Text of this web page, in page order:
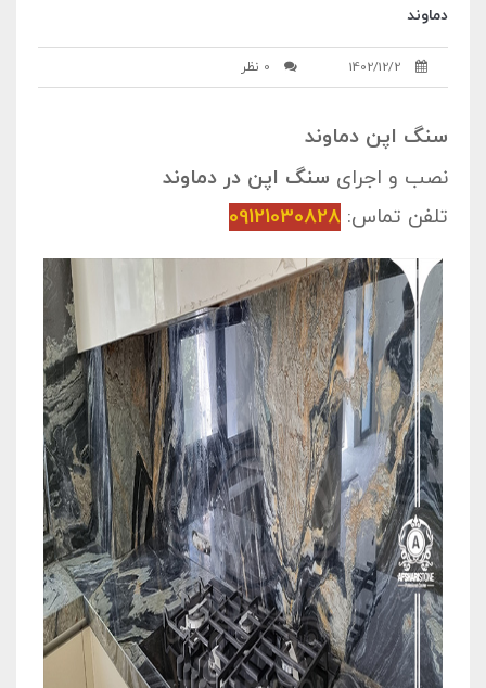
دماوند
1402/12/2 0 نظر
سنگ اپن دماوند
نصب و اجرای سنگ اپن در دماوند
تلفن تماس: 09121030828